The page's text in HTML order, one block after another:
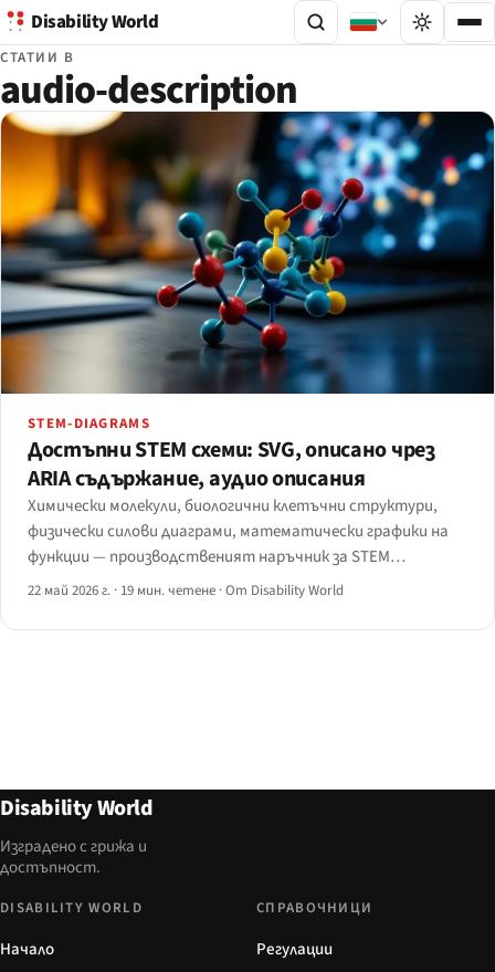
Disability World
СТАТИИ В
audio-description
STEM-DIAGRAMS
Достъпни STEM схеми: SVG, описано чрез
ARIA съдържание, аудио описания
Химически молекули, биологични клетъчни структури,
физически силови диаграми, математически графики на
функции — производственият наръчник за STEM
изображения, които екранните четци, обновяемият
консумират.
22 май 2026 г. · 19 мин. четене ·От Disability World
Disability World
Изградено с грижа и
достъпност.
DISABILITY WORLD
Начало
СПРАВОЧНИЦИ
Регулации